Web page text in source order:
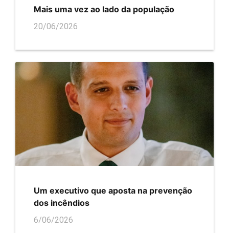
Mais uma vez ao lado da população
20/06/2026
Um executivo que aposta na prevenção
dos incêndios
6/06/2026